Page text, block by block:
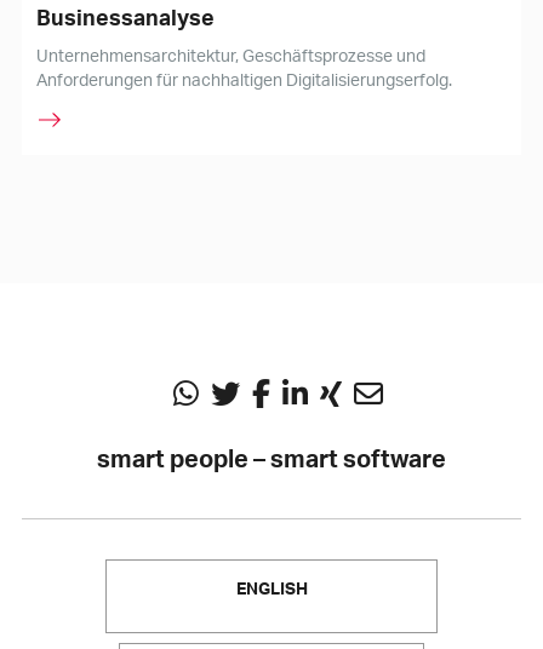
Businessanalyse
Unternehmensarchitektur, Geschäftsprozesse und
Anforderungen für nachhaltigen Digitalisierungserfolg.
smart people – smart software
ENGLISH